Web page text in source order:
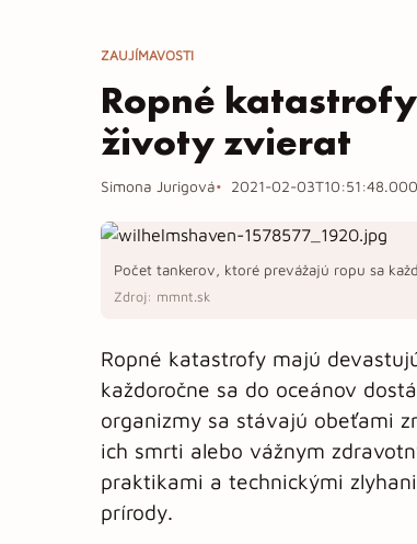
ZAUJÍMAVOSTI
Ropné
životy zvierat
Simona Jurigová 2021-02-
Počet tankerov, ktoré prevážajú ropu sa
Zdroj: mmnt.sk
Ropné katastrofy majú
každoročne sa do oceánov
organizmy sa stávajú obeťami
ich smrti alebo vážnym
praktikami a technickými
prírody.